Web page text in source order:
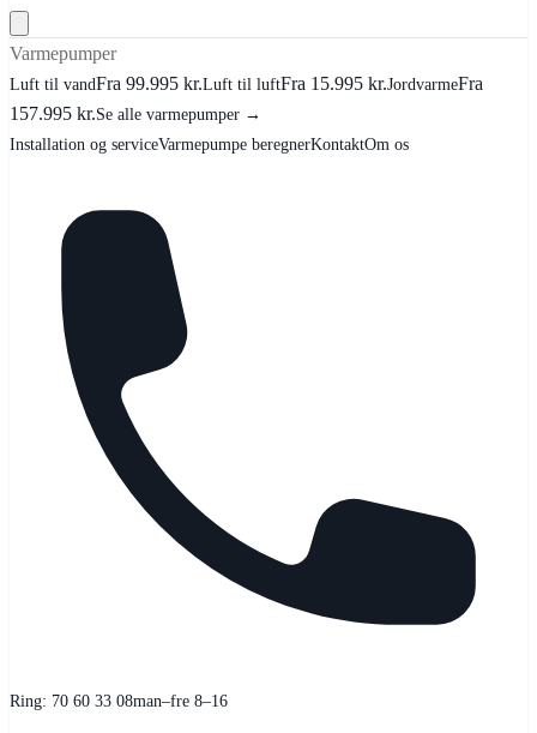
Varmepumper
Luft til vandFra 99.995 kr.Luft til luftFra 15.995 kr.JordvarmeFra
157.995 kr.Se alle varmepumper →
Installation og serviceVarmepumpe beregnerKontaktOm os
Ring: 70 60 33 08man–fre 8–16